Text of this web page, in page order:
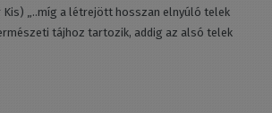
Kis) „..míg a létrejött hosszan elnyúló telek
tájhoz tartozik, addig az alsó telek